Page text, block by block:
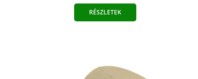
RÉSZLETEK